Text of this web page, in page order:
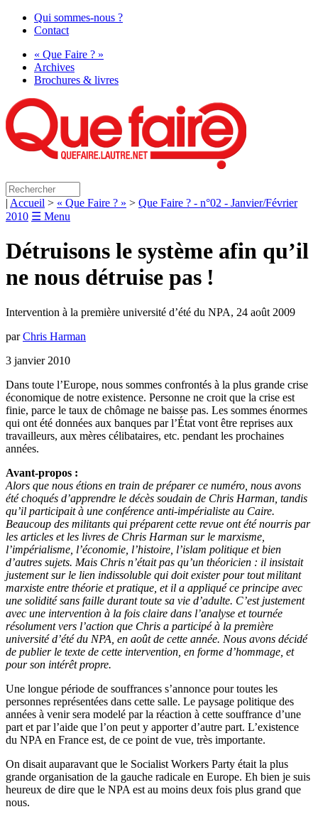
Qui sommes-nous ?
Contact
« Que Faire ? »
Archives
Brochures & livres
| Accueil > « Que Faire ? » > Que Faire ? - n°02 - Janvier/Février
2010 ☰ Menu
Détruisons le système afin qu’il
ne nous détruise pas !
Intervention à la première université d’été du NPA, 24 août 2009
parChris Harman
3 janvier 2010
Dans toute l’Europe, nous sommes confrontés à la plus grande crise
économique de notre existence. Personne ne croit que la crise est
finie, parce le taux de chômage ne baisse pas. Les sommes énormes
qui ont été données aux banques par l’État vont être reprises aux
travailleurs, aux mères célibataires, etc. pendant les prochaines
années.
Avant-propos :
Alors que nous étions en train de préparer ce numéro, nous avons
été choqués d’apprendre le décès soudain de Chris Harman, tandis
qu’il participait à une conférence anti-impérialiste au Caire.
Beaucoup des militants qui préparent cette revue ont été nourris par
les articles et les livres de Chris Harman sur le marxisme,
l’impérialisme, l’économie, l’histoire, l’islam politique et bien
d’autres sujets. Mais Chris n’était pas qu’un théoricien : il insistait
justement sur le lien indissoluble qui doit exister pour tout militant
marxiste entre théorie et pratique, et il a appliqué ce principe avec
une solidité sans faille durant toute sa vie d’adulte. C’est justement
avec une intervention à la fois claire dans l’analyse et tournée
résolument vers l’action que Chris a participé à la première
université d’été du NPA , en août de cette année. Nous avons décidé
de publier le texte de cette intervention, en forme d’hommage, et
pour son intérêt propre.
Une longue période de souffrances s’annonce pour toutes les
personnes représentées dans cette salle. Le paysage politique des
années à venir sera modelé par la réaction à cette souffrance d’une
part et par l’aide que l’on peut y apporter d’autre part. L’existence
du NPA en France est, de ce point de vue, très importante.
On disait auparavant que le Socialist Workers Party était la plus
grande organisation de la gauche radicale en Europe. Eh bien je suis
heureux de dire que le NPA est au moins deux fois plus grand que
nous.